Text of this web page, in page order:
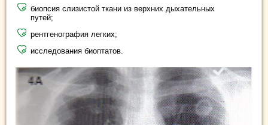
биопсия слизистой ткани из верхних дыхательных
путей;
рентгенография легких;
исследования биоптатов.